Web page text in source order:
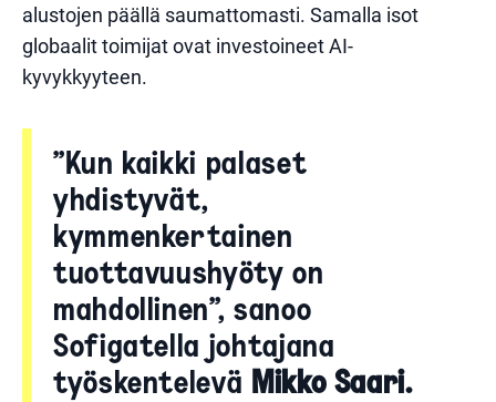
alustojen päällä saumattomasti. Samalla isot
globaalit toimijat ovat investoineet AI-
kyvykkyyteen.
”Kun kaikki palaset
yhdistyvät,
kymmenkertainen
tuottavuushyöty on
mahdollinen”, sanoo
Sofigatella johtajana
työskentelevä Mikko Saari.